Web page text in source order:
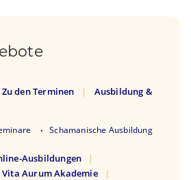
Zu den Terminen
Ausbildung &
Schamanische Ausbildung
Ausbildungen
Vita Aurum Akademie